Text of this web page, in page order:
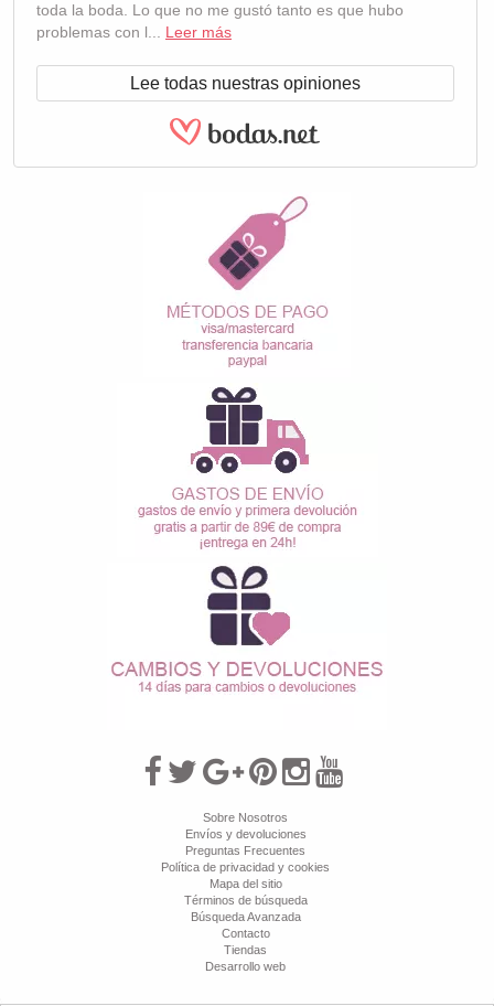
toda la boda. Lo que no me gustó tanto es que hubo
problemas con l... Leer más
Lee todas nuestras opiniones
Sobre Nosotros
Envíos y devoluciones
Preguntas Frecuentes
Política de privacidad y cookies
Mapa del sitio
Términos de búsqueda
Búsqueda Avanzada
Contacto
Tiendas
Desarrollo web